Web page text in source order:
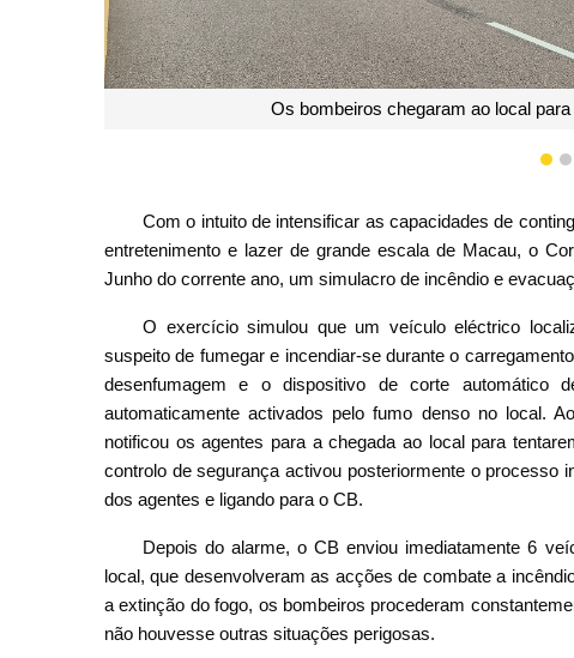
Montagem do reservatório de água 1 2
Com o intuito de intensificar as capacidades de
entretenimento e lazer de grande escala de Macau, o
Junho do corrente ano, um simulacro de incêndio e
O exercício simulou que um veículo eléctrico
suspeito de fumegar e incendiar-se durante o
desenfumagem e o dispositivo de corte automático
automaticamente activados pelo fumo denso no local.
notificou os agentes para a chegada ao local para
controlo de segurança activou posteriormente o processo
dos agentes e ligando para o CB.
Depois do alarme, o CB enviou imediatamente 6
local, que desenvolveram as acções de combate a
a extinção do fogo, os bombeiros procederam
não houvesse outras situações perigosas.